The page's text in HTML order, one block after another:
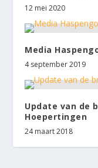
12 mei 2020
Media
4 september 2019
Update van de
Hoepertingen
24 maart 2018